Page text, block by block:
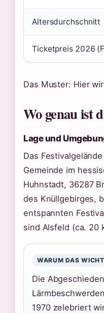
Altersdurchschnitt
Ticketpreis 2026
Das Muster: Hier
Wo genau ist
Lage und
Das
Gemeinde im
Huhnstadt, 36287
des Knüllgebirges,
entspannten
sind Alsfeld (ca. 20
WARUM DAS
Die
1970 zelebriert